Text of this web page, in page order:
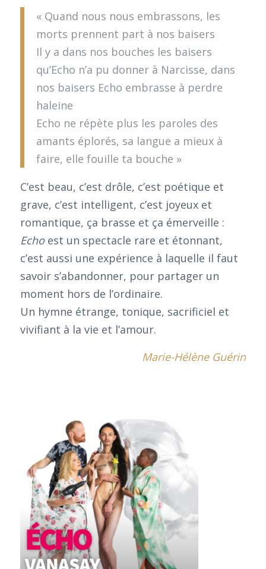
« Quand nous nous embrassons, les
morts prennent part à nos baisers
Il y a dans nos bouches les baisers
qu’Echo n’a pu donner à Narcisse, dans
nos baisers Echo embrasse à perdre
haleine
Echo ne répète plus les paroles des
amants éplorés, sa langue a mieux à
faire, elle fouille ta bouche »
C’est beau, c’est drôle, c’est poétique et
grave, c’est intelligent, c’est joyeux et
romantique, ça brasse et ça émerveille :
Echoest un spectacle rare et étonnant,
c’est aussi une expérience à laquelle il faut
savoir s’abandonner, pour partager un
moment hors de l’ordinaire.
Un hymne étrange, tonique, sacrificiel et
vivifiant à la vie et l’amour.
Marie-Hélène Guérin